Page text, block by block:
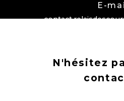
E-
N'hésitez